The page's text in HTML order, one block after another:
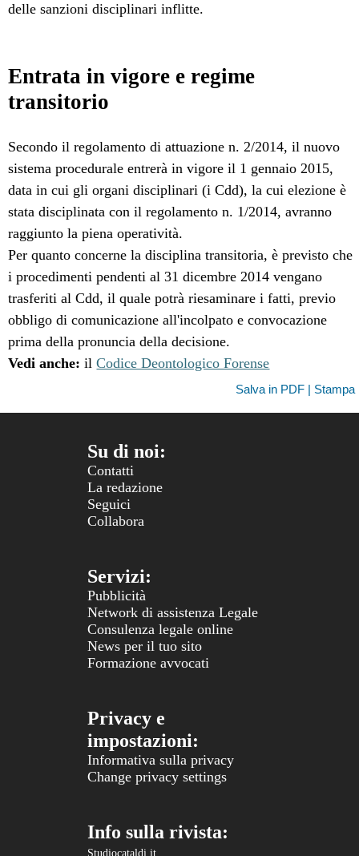
delle sanzioni disciplinari inflitte.
Entrata in vigore e regime
transitorio
Secondo il regolamento di attuazione n. 2/2014, il nuovo
sistema procedurale entrerà in vigore il 1 gennaio 2015,
data in cui gli organi disciplinari (i Cdd), la cui elezione è
stata disciplinata con il regolamento n. 1/2014, avranno
raggiunto la piena operatività.
Per quanto concerne la disciplina transitoria, è previsto che
i procedimenti pendenti al 31 dicembre 2014 vengano
trasferiti al Cdd, il quale potrà riesaminare i fatti, previo
obbligo di comunicazione all'incolpato e convocazione
prima della pronuncia della decisione.
Vedi anche: ilCodice Deontologico Forense
Salva in PDF | Stampa
Su di noi:
Contatti
La redazione
Seguici
Collabora
Servizi:
Pubblicità
Network di assistenza Legale
Consulenza legale online
News per il tuo sito
Formazione avvocati
Privacy e
impostazioni:
Informativa sulla privacy
Change privacy settings
Info sulla rivista:
Studiocataldi.it